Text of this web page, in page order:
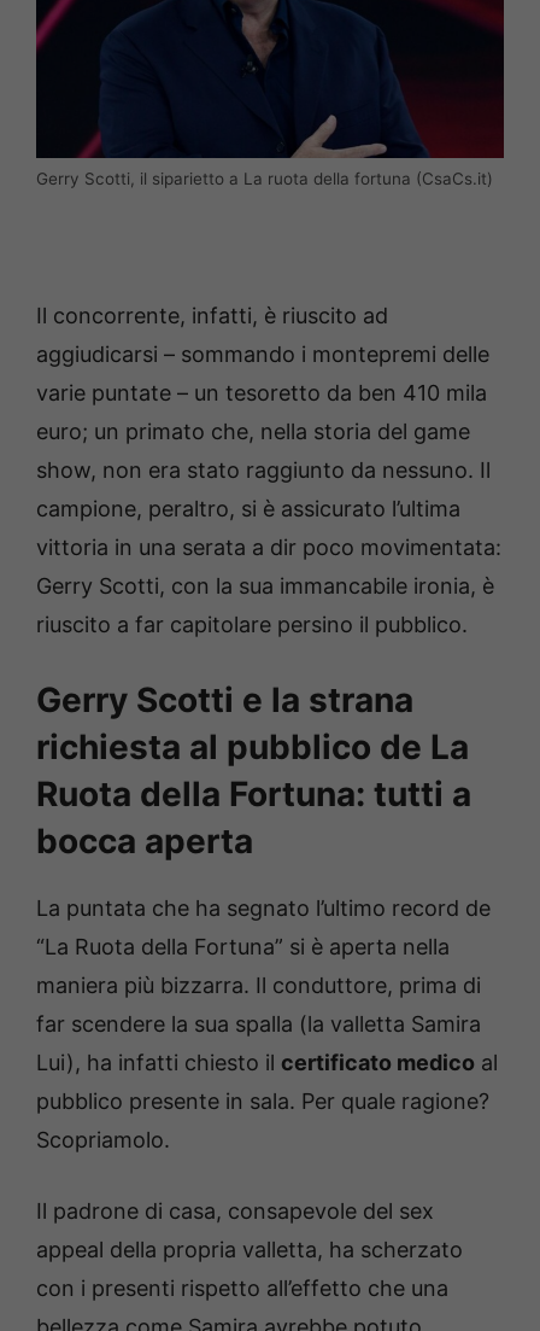
Gerry Scotti, il siparietto a La ruota della fortuna (CsaCs.it)
Il concorrente, infatti, è riuscito ad
aggiudicarsi – sommando i montepremi delle
varie puntate – un tesoretto da ben 410 mila
euro; un primato che, nella storia del game
show, non era stato raggiunto da nessuno. Il
campione, peraltro, si è assicurato l’ultima
vittoria in una serata a dir poco movimentata:
Gerry Scotti, con la sua immancabile ironia, è
riuscito a far capitolare persino il pubblico.
Gerry Scotti e la strana
richiesta al pubblico de La
Ruota della Fortuna: tutti a
bocca aperta
La puntata che ha segnato l’ultimo record de
“La Ruota della Fortuna” si è aperta nella
maniera più bizzarra. Il conduttore, prima di
far scendere la sua spalla (la valletta Samira
Lui), ha infatti chiesto il certificato medico al
pubblico presente in sala. Per quale ragione?
Scopriamolo.
Il padrone di casa, consapevole del sex
appeal della propria valletta, ha scherzato
con i presenti rispetto all’effetto che una